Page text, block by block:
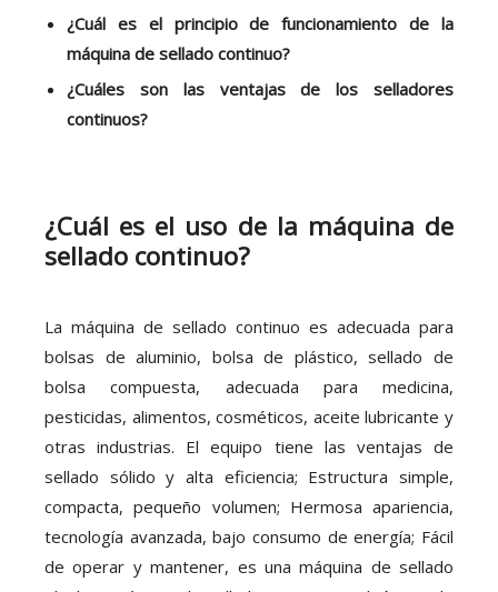
¿Cuál es el principio de funcionamiento de la
máquina de sellado continuo?
¿Cuáles son las ventajas de los selladores
continuos?
¿Cuál es el uso de la máquina de
sellado continuo?
La máquina de sellado continuo es adecuada para
bolsas de aluminio, bolsa de plástico, sellado de
bolsa compuesta, adecuada para medicina,
pesticidas, alimentos, cosméticos, aceite lubricante y
otras industrias. El equipo tiene las ventajas de
sellado sólido y alta eficiencia; Estructura simple,
compacta, pequeño volumen; Hermosa apariencia,
tecnología avanzada, bajo consumo de energía; Fácil
de operar y mantener, es una máquina de sellado